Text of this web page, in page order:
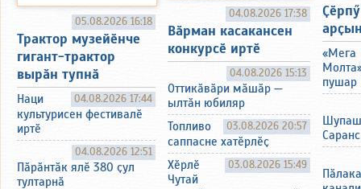
05.08.2026 16:18
Трактор музейӗнче
гигант-трактор
вырӑн тупнӑ
04.08.2026 17:44
Наци
культурисен фестивалӗ
иртӗ
04.08.2026 12:51
Пӑрӑнтӑк ялӗ 380 ҫул
тултарнӑ
04.08.2026 17:38
Вӑрман касакансен
конкурсӗ иртӗ
04.08.2026 15:13
Оттикӑвӑри мӑшӑр —
ылтӑн юбиляр
03.08.2026 20:57
Топливо
саппасне хатӗрлӗҫ
03.08.2026 15:49
Хӗрлӗ
Чутай
«Мега
пушар